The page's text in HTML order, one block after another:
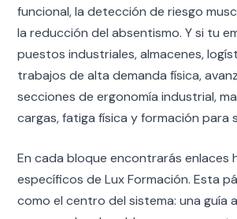
funcional, la detección de riesgo
la reducción del absentismo. Y si tu
puestos industriales, almacenes,
trabajos de alta demanda física,
secciones de ergonomía industrial,
cargas, fatiga física y formación para
En cada bloque encontrarás enlaces
específicos de Lux Formación. Esta
como el centro del sistema: una guía